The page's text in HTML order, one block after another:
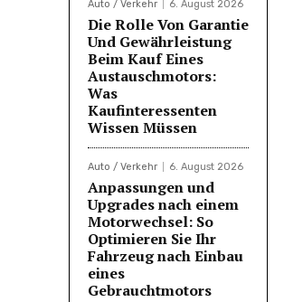
Auto / Verkehr 6. August 2026
Die Rolle Von Garantie
Und Gewährleistung
Beim Kauf Eines
Austauschmotors:
Was
Kaufinteressenten
Wissen Müssen
Auto / Verkehr 6. August 2026
Anpassungen und
Upgrades nach einem
Motorwechsel: So
Optimieren Sie Ihr
Fahrzeug nach Einbau
eines
Gebrauchtmotors